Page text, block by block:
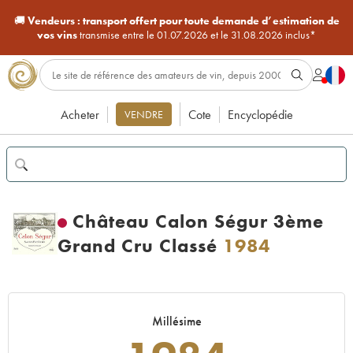
🚚Vendeurs : transport offert pour toute demande d’estimation de
vos vinstransmise entre le 01.07.2026 et le 31.08.2026 inclus*
Acheter VENDRE Cote Encyclopédie
Château Calon Ségur 3ème
Grand Cru Classé 1984
Millésime